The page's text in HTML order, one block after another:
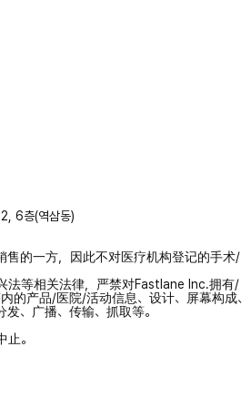
6층(역삼동)
售的一方，因此不对医疗机构登记的手术/
法等相关法律，严禁对Fastlane Inc.拥有/
的产品/医院/活动信息、设计、屏幕构成、
、广播、传输、抓取等。
。